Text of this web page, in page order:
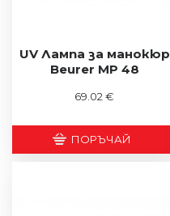
UV Лампа за манокюр
Beurer MP 48
69.02 €
ПОРЪЧАЙ